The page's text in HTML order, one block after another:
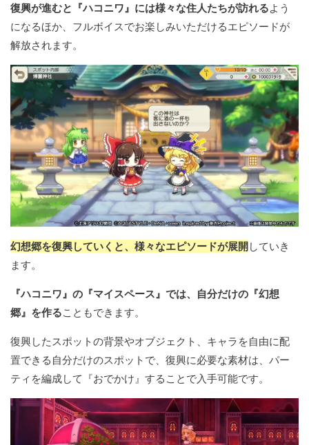
復興が進むと『ハコニワ』には様々な住人たちが訪れるよう
になるほか、フルボイスでお楽しみいただけるエピソードが
解放されます。
幻想郷を復興していくと、様々なエピソードが展開していき
ます。
『ハコニワ』の『マイスペース』では、自分だけの『幻想
郷』を作ることもできます。
復興したスポットの背景やオブジェクト、キャラを自由に配
置できる自分だけのスポットで、復興に必要な素材は、パー
ティを編成して『おでかけ』することで入手可能です。